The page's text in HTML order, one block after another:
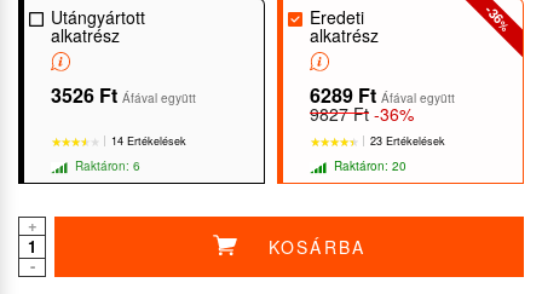
Utángyártott
alkatrész
3526 Ft Áfával együtt
14 Ertékelések
Raktáron: 6
-36
%
Eredeti
alkatrész
6289 Ft Áfával együtt
9827 Ft -36%
23 Ertékelések
Raktáron: 20
+
-
KOSÁRBA